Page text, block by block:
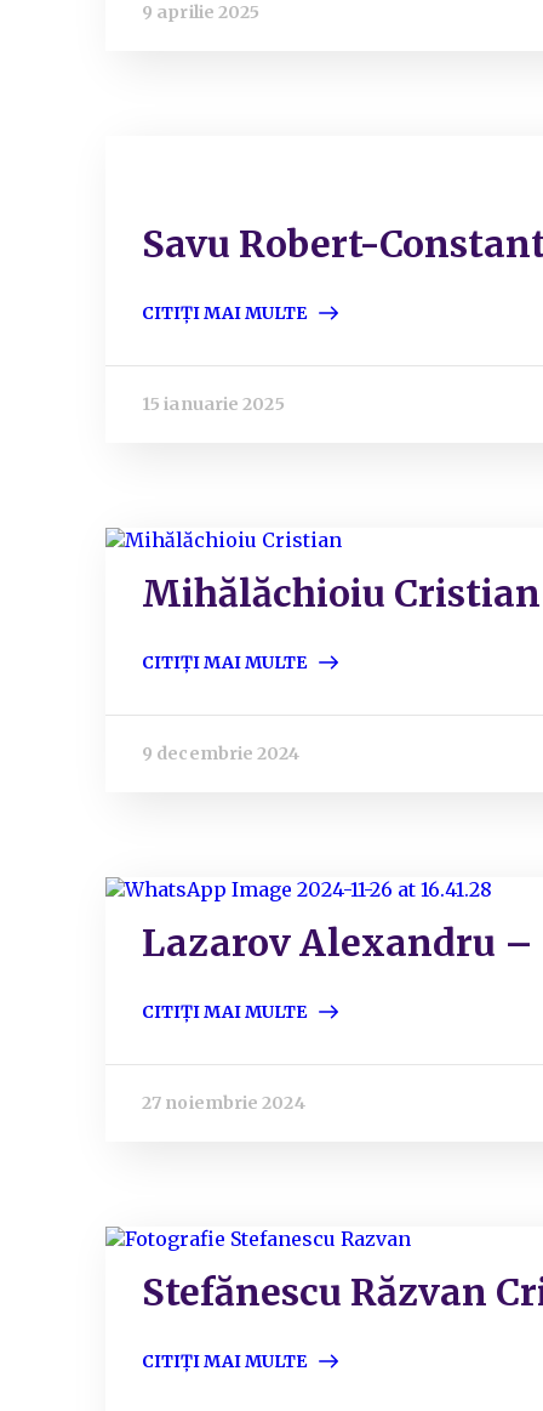
9 aprilie 2025
Savu Robert-
CITIȚI MAI MULTE
15 ianuarie 2025
Mihălăchioiu Cristian
CITIȚI MAI MULTE
9 decembrie 2024
Lazarov Alexandru –
CITIȚI MAI MULTE
27 noiembrie 2024
Stefănescu Răzvan
CITIȚI MAI MULTE